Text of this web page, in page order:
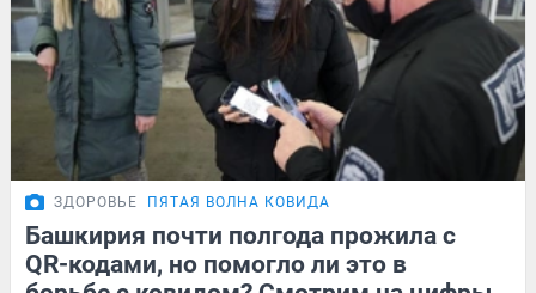
ЗДОРОВЬЕ ПЯТАЯ ВОЛНА КОВИДА
Башкирия почти полгода прожила с
QR-кодами, но помогло ли это в